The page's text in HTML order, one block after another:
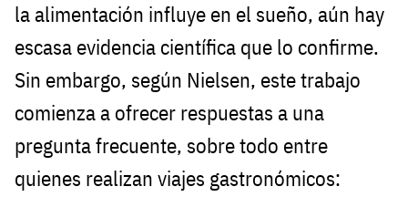
la alimentación influye en el sueño, aún hay
escasa evidencia científica que lo confirme.
Sin embargo, según Nielsen, este trabajo
comienza a ofrecer respuestas a una
pregunta frecuente, sobre todo entre
quienes realizan viajes gastronómicos: